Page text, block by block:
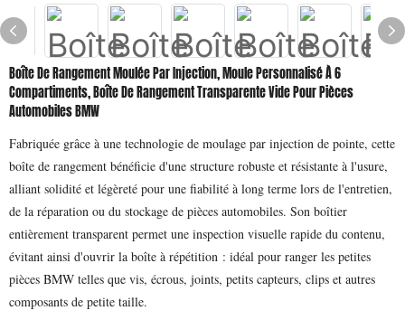
Boîte De Rangement Moulée Par Injection, Moule Personnalisé À 6
Compartiments, Boîte De Rangement Transparente Vide Pour Pièces
Automobiles BMW
Fabriquée grâce à une technologie de moulage par injection de pointe, cette
boîte de rangement bénéficie d'une structure robuste et résistante à l'usure,
alliant solidité et légèreté pour une fiabilité à long terme lors de l'entretien,
de la réparation ou du stockage de pièces automobiles. Son boîtier
entièrement transparent permet une inspection visuelle rapide du contenu,
évitant ainsi d'ouvrir la boîte à répétition : idéal pour ranger les petites
pièces BMW telles que vis, écrous, joints, petits capteurs, clips et autres
composants de petite taille.